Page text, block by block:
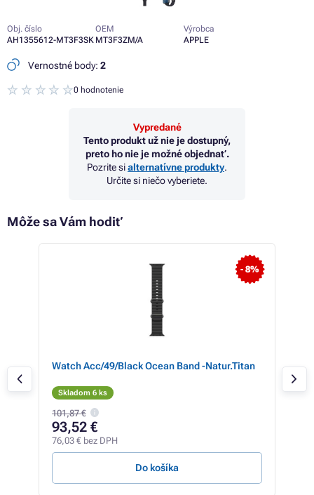
Obj. číslo
AH1355612-MT3F3SK
OEM
MT3F3ZM/A
Výrobca
APPLE
Vernostné body: 2
0 hodnotenie
Vypredané
Tento produkt už nie je dostupný,
preto ho nie je možné objednať.
Pozrite sialternatívne produkty.
Určite si niečo vyberiete.
Môže sa Vám hodiť
- 8%
Watch Acc/49/Black Ocean Band -Natur.Titan
Skladom 6 ks
101,87 €
93,52 €
76,03 € bez DPH
Do košíka
pre